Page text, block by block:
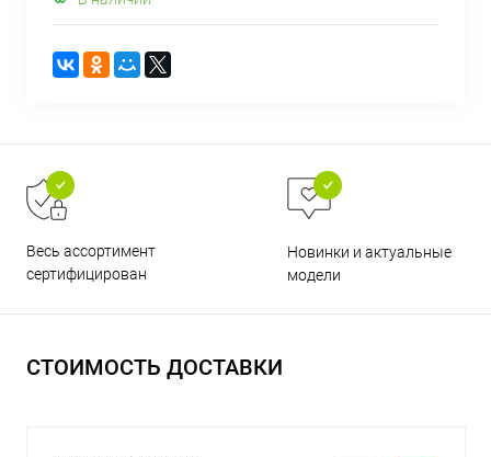
Весь ассортимент
сертифицирован
Новинки и актуальные
модели
СТОИМОСТЬ ДОСТАВКИ
раз в 2 недели